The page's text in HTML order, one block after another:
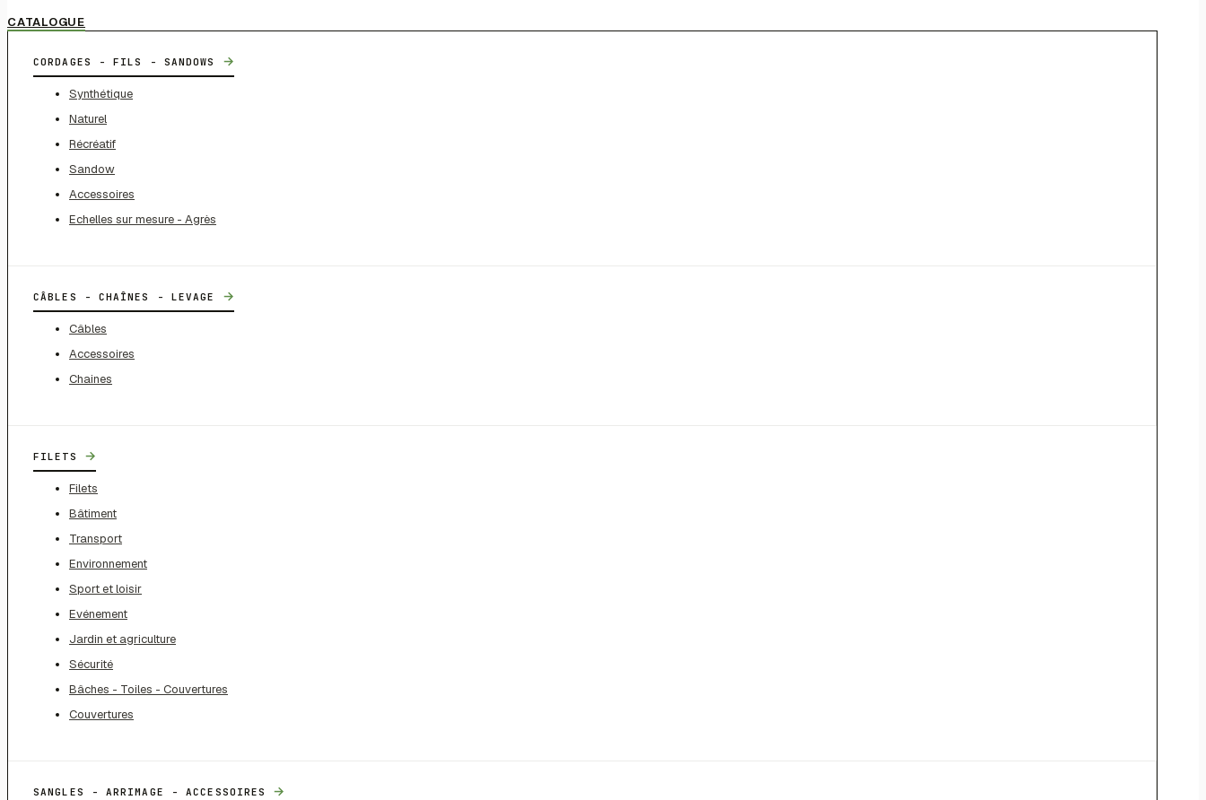
CATALOGUE
CORDAGES - FILS - SANDOWS →
Synthétique
Naturel
Récréatif
Sandow
Accessoires
Echelles sur mesure - Agrès
CÂBLES - CHAÎNES - LEVAGE →
Câbles
Accessoires
Chaines
FILETS →
Filets
Bâtiment
Transport
Environnement
Sport et loisir
Evénement
Jardin et agriculture
Sécurité
Bâches - Toiles - Couvertures
Couvertures
SANGLES - ARRIMAGE - ACCESSOIRES →